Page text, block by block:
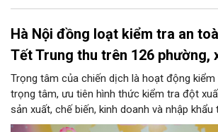
Hà Nội đồng loạt kiểm tra an
Tết Trung thu trên 126 phường,
Trọng tâm của chiến dịch là hoạt động kiểm
trọng tâm, ưu tiên hình thức kiểm tra đột
sản xuất, chế biến, kinh doanh và nhập
nhóm mặt hàng tiêu thụ mạnh như bánh